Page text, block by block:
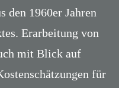
den 1960er Jahren
Erarbeitung von
mit Blick auf
für